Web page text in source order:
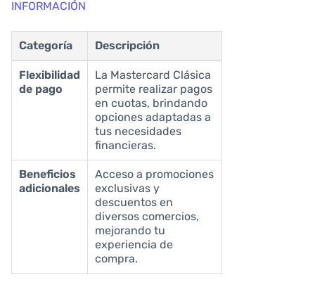
INFORMACIÓN
Categoría Descripción
Flexibilidad
de pago
La Mastercard Clásica
permite realizar pagos
en cuotas, brindando
opciones adaptadas a
tus necesidades
financieras.
Beneficios
adicionales
Acceso a promociones
exclusivas y
descuentos en
diversos comercios,
mejorando tu
experiencia de
compra.